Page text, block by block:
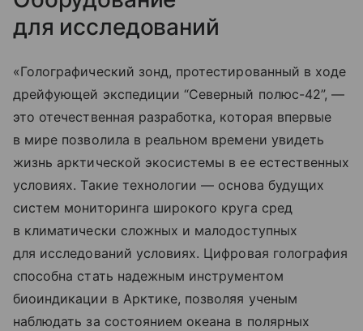
для исследований
«Голографический зонд, протестированный в ходе
дрейфующей экспедиции “Северный полюс-42”, —
это отечественная разработка, которая впервые
в мире позволила в реальном времени увидеть
жизнь арктической экосистемы в ее естественных
условиях. Такие технологии — основа будущих
систем мониторинга широкого круга сред
в климатически сложных и малодоступных
для исследований условиях. Цифровая голография
способна стать надежным инструментом
биоиндикации в Арктике, позволяя ученым
наблюдать за состоянием океана в полярных